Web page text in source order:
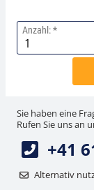
Anzahl:
Sie haben eine
Rufen Sie uns an
+41
Alternativ